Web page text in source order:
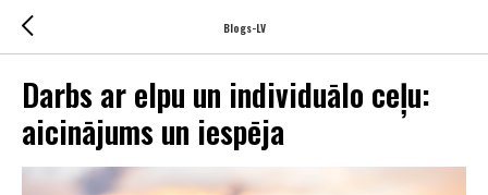
Blogs-LV
Darbs ar elpu un individuālo ceļu:
aicinājums un iespēja